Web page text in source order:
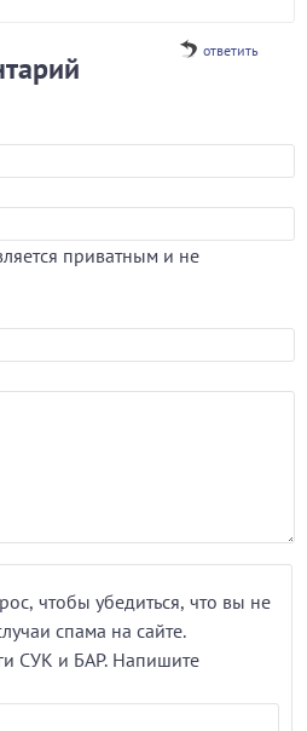
ответить
приватным и не
чтобы убедиться, что вы не
спама на сайте.
СУК и БАР. Напишите